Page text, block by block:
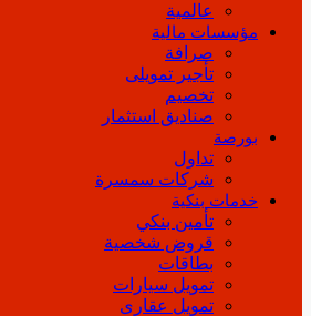
عالمية
مؤسسات مالية
صرافة
تأجير تمويلى
تخصيم
صناديق استثمار
بورصة
تداول
شركات سمسرة
خدمات بنكية
تأمين بنكي
قروض شخصية
بطاقات
تمويل سيارات
تمويل عقارى